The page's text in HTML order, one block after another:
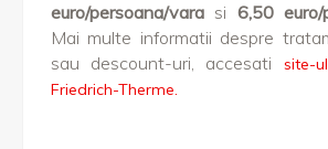
euro/persoana/vara si 6,50 euro/
Mai multe informatii despre
sau descount-uri, accesati site-
Friedrich-Therme.